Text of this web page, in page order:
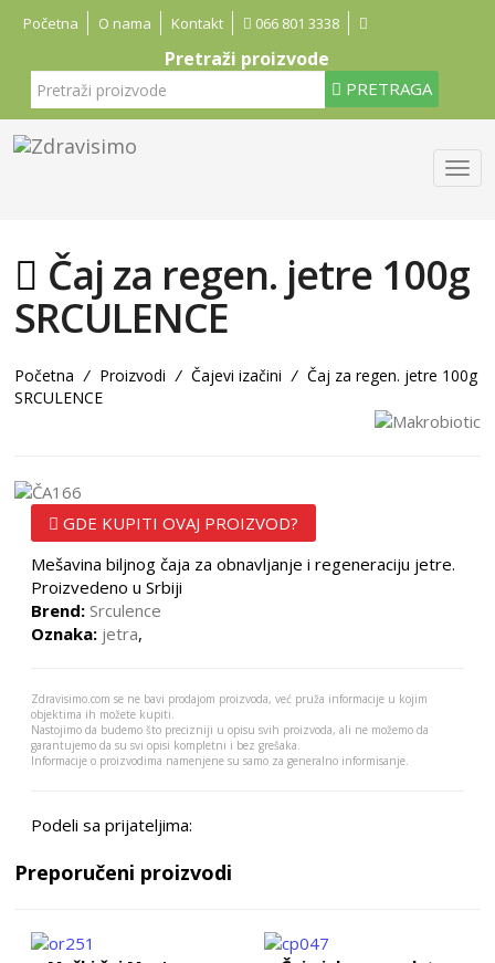
Početna O nama Kontakt 066 801 3338
Pretraži proizvode
PRETRAGA
Čaj za regen. jetre 100g
SRCULENCE
Početna / Proizvodi / Čajevi izačini / Čaj za regen. jetre 100g
SRCULENCE
GDE KUPITI OVAJ PROIZVOD?
Mešavina biljnog čaja za obnavljanje i regeneraciju jetre.
Proizvedeno u Srbiji
Brend: Srculence
Oznaka: jetra,
Zdravisimo.com se ne bavi prodajom proizvoda, već pruža informacije u kojim
objektima ih možete kupiti.
Nastojimo da budemo što precizniji u opisu svih proizvoda, ali ne možemo da
garantujemo da su svi opisi kompletni i bez grešaka.
Informacije o proizvodima namenjene su samo za generalno informisanje.
Podeli sa prijateljima:
Preporučeni proizvodi